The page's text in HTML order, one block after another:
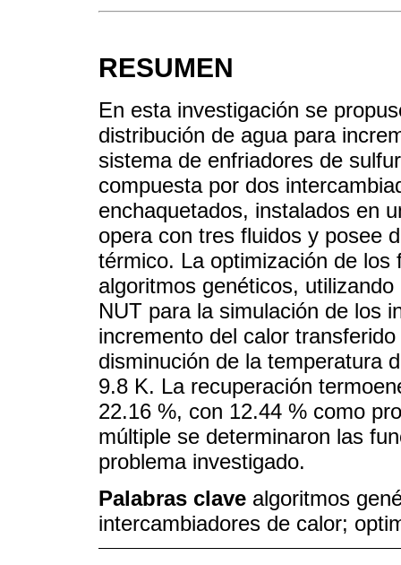
RESUMEN
En esta investigación se
distribución de agua para
sistema de enfriadores de
compuesta por dos
enchaquetados, instalados en
opera con tres fluidos y posee
térmico. La optimización de
algoritmos genéticos,
NUT para la simulación de los
incremento del calor
disminución de la temperatura
9.8 K. La recuperación
22.16 %, con 12.44 % como
múltiple se determinaron las
problema investigado.
Palabras clave algoritmos
intercambiadores de calor;